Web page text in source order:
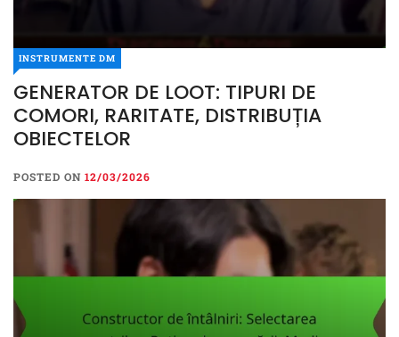
INSTRUMENTE DM
GENERATOR DE LOOT: TIPURI DE
COMORI, RARITATE, DISTRIBUȚIA
OBIECTELOR
POSTED ON 12/03/2026